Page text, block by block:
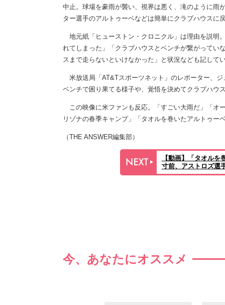
中止。球場を豪雨が襲い、視界は悪く、滝のように雨
ター選手のアルトゥーベなどは簡単にクラブハウスに
地元紙「ヒューストン・クロニクル」は理由を説明
れてしまった」「クラブハウスとベンチが繋がってい
スまで走らないといけなかった」と状況なども記して
米放送局「AT&Tスポーツネット」のレポーター、
ベンチで困り果てる様子や、覚悟を決めてクラブハウ
この映像に米ファンも反応。「すごい大雨だ」「オ
リゾナの春季キャンプ」「タオルを巻いたアルトゥ
（THE ANSWER編集部）
【動画】「タオル
寸前、アストロズ選
今、あなたにオススメ